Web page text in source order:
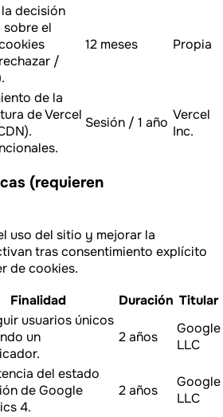
decisión
sobre el
/
12 meses Propia
de la
de Vercel Sesión / 1 año Vercel
Inc.
(requieren
uso del sitio y mejorar la
tras consentimiento explícito
de cookies.
Finalidad Duración Titular
usuarios únicos
un
2 años
Google
LLC
del estado
de Google
4.
2 años
Google
LLC